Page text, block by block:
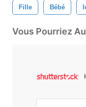
Fille Bébé
Vous Pourriez